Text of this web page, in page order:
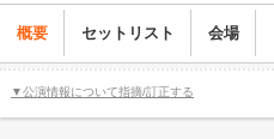
概要 セットリスト 会場
▼公演情報について指摘/訂正する